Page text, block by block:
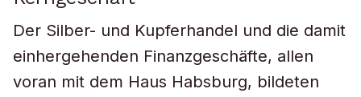
Der Silber- und Kupferhandel und die damit
einhergehenden Finanzgeschäfte, allen
voran mit dem Haus Habsburg, bildeten